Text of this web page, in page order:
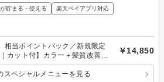
貯まる・使える 楽天ペイアプリ対応
相当ポイントバック／新規限定
｜カット付】カラー＋髪質改善ス
ト
￥14,850
スペシャルメニューを見る